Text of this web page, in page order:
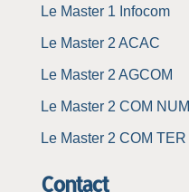
Le Master 1 Infocom
Le Master 2 ACAC
Le Master 2 AGCOM
Le Master 2 COM NUM
Le Master 2 COM TER
Contact